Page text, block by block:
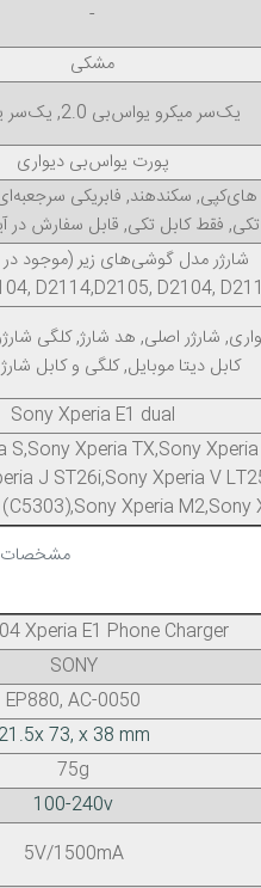
مشخصات
-
مشکی
یک‌سر میکرو یو‌اس‌بی 2.0, یک‌سر یو‌اس‌بی
پورت یو‌اس‌بی دیواری
سکند‌هند, فابریکی
فقط کابل تکی, قابل سفارش در
شارژر مدل گوشی‌های زیر (موجود در
D2114,D2105, D2104,
شارژر اصلی, هد شارژ, کلگی
کابل دیتا موبایل, کلگی و کابل
Sony Xperia E1 dual
S,Sony Xperia TX,Sony
J ST26i,Sony Xperia V
Xperia M2,Sony
Xperia E1 Phone Charger
SONY
EP880, AC-0050
21.5x 73, x 38 mm
75g
100-240v
5V/1500mA